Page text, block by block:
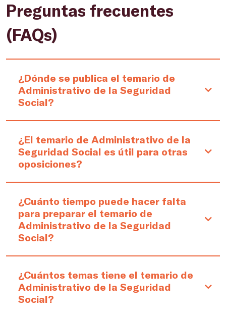
Preguntas frecuentes
(FAQs)
¿Dónde se publica el temario de
Administrativo de la Seguridad
Social?
¿El temario de Administrativo de la
Seguridad Social es útil para otras
oposiciones?
¿Cuánto tiempo puede hacer falta
para preparar el temario de
Administrativo de la Seguridad
Social?
¿Cuántos temas tiene el temario de
Administrativo de la Seguridad
Social?